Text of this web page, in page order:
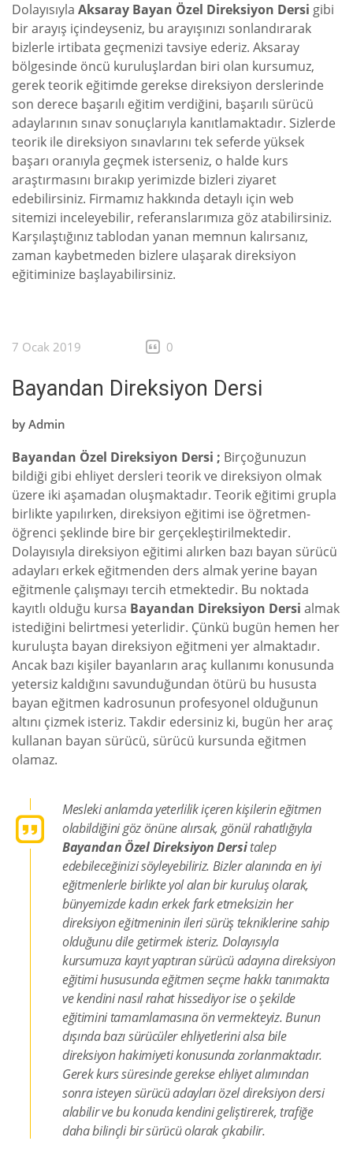
Dolayısıyla Aksaray Bayan Özel Direksiyon Dersi gibi
bir arayış içindeyseniz, bu arayışınızı sonlandırarak
bizlerle irtibata geçmenizi tavsiye ederiz. Aksaray
bölgesinde öncü kuruluşlardan biri olan kursumuz,
gerek teorik eğitimde gerekse direksiyon derslerinde
son derece başarılı eğitim verdiğini, başarılı sürücü
adaylarının sınav sonuçlarıyla kanıtlamaktadır. Sizlerde
teorik ile direksiyon sınavlarını tek seferde yüksek
başarı oranıyla geçmek isterseniz, o halde kurs
araştırmasını bırakıp yerimizde bizleri ziyaret
edebilirsiniz. Firmamız hakkında detaylı için web
sitemizi inceleyebilir, referanslarımıza göz atabilirsiniz.
Karşılaştığınız tablodan yanan memnun kalırsanız,
zaman kaybetmeden bizlere ulaşarak direksiyon
eğitiminize başlayabilirsiniz.
7 Ocak 2019 0
Bayandan Direksiyon Dersi
by Admin
Bayandan Özel Direksiyon Dersi ; Birçoğunuzun
bildiği gibi ehliyet dersleri teorik ve direksiyon olmak
üzere iki aşamadan oluşmaktadır. Teorik eğitimi grupla
birlikte yapılırken, direksiyon eğitimi ise öğretmen-
öğrenci şeklinde bire bir gerçekleştirilmektedir.
Dolayısıyla direksiyon eğitimi alırken bazı bayan sürücü
adayları erkek eğitmenden ders almak yerine bayan
eğitmenle çalışmayı tercih etmektedir. Bu noktada
kayıtlı olduğu kursa Bayandan Direksiyon Dersi almak
istediğini belirtmesi yeterlidir. Çünkü bugün hemen her
kuruluşta bayan direksiyon eğitmeni yer almaktadır.
Ancak bazı kişiler bayanların araç kullanımı konusunda
yetersiz kaldığını savunduğundan ötürü bu hususta
bayan eğitmen kadrosunun profesyonel olduğunun
altını çizmek isteriz. Takdir edersiniz ki, bugün her araç
kullanan bayan sürücü, sürücü kursunda eğitmen
olamaz.
Mesleki anlamda yeterlilik içeren kişilerin eğitmen
olabildiğini göz önüne alırsak, gönül rahatlığıyla
Bayandan Özel Direksiyon Dersitalep
edebileceğinizi söyleyebiliriz. Bizler alanında en iyi
eğitmenlerle birlikte yol alan bir kuruluş olarak,
bünyemizde kadın erkek fark etmeksizin her
direksiyon eğitmeninin ileri sürüş tekniklerine sahip
olduğunu dile getirmek isteriz. Dolayısıyla
kursumuza kayıt yaptıran sürücü adayına direksiyon
eğitimi hususunda eğitmen seçme hakkı tanımakta
ve kendini nasıl rahat hissediyor ise o şekilde
eğitimini tamamlamasına ön vermekteyiz. Bunun
dışında bazı sürücüler ehliyetlerini alsa bile
direksiyon hakimiyeti konusunda zorlanmaktadır.
Gerek kurs süresinde gerekse ehliyet alımından
sonra isteyen sürücü adayları özel direksiyon dersi
alabilir ve bu konuda kendini geliştirerek, trafiğe
daha bilinçli bir sürücü olarak çıkabilir.